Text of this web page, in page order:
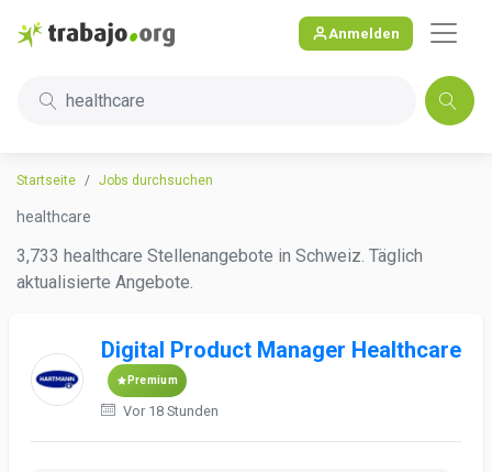
Anmelden
healthcare
Startseite Jobs durchsuchen
healthcare
3,733 healthcare Stellenangebote in Schweiz. Täglich
aktualisierte Angebote.
Digital Product Manager Healthcare
Premium
Vor 18 Stunden